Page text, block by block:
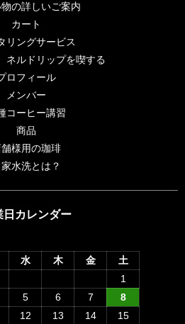
の詳しいご案内
カート
リングサービス
ネルドリップを喫する
ロフィール
メンバー
コーヒー講習
商品
舗様用の珈琲
家水洗とは？
日カレンダー
水 木 金
土
1
5 6 7
8
12 13 14 15